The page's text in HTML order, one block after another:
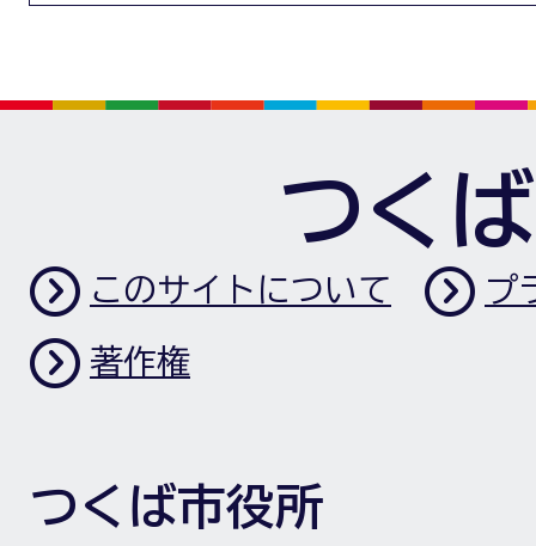
つく
このサイトについて プ
著作権
つくば市役所